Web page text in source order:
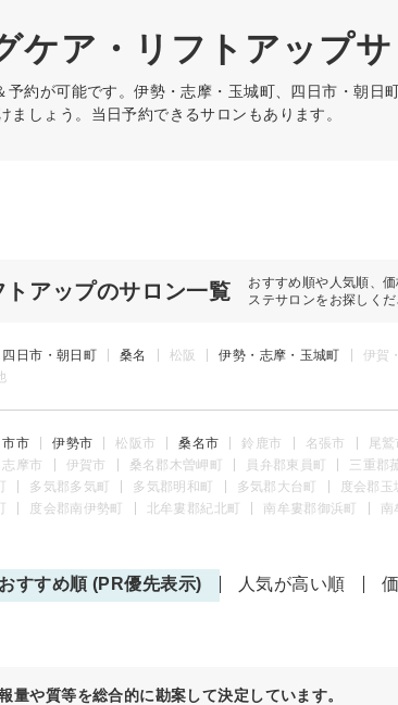
ケア・リフトアップ
約が可能です。伊勢・志摩・玉城町、四日市・朝日
しょう。当日予約できるサロンもあります。
アップのサロン一覧
おすすめ順や人気順、
ステサロンをお探しくだ
四日市・朝日町 桑名 松阪 伊勢・志摩・玉城町 伊賀
市市 伊勢市 松阪市 桑名市 鈴鹿市 名張市 尾鷲
志摩市 伊賀市 桑名郡木曽岬町 員弁郡東員町 三重郡
多気郡多気町 多気郡明和町 多気郡大台町 度会郡玉
度会郡南伊勢町 北牟婁郡紀北町 南牟婁郡御浜町 南
おすすめ順 (PR優先表示) 人気が高い順
や質等を総合的に勘案して決定しています。